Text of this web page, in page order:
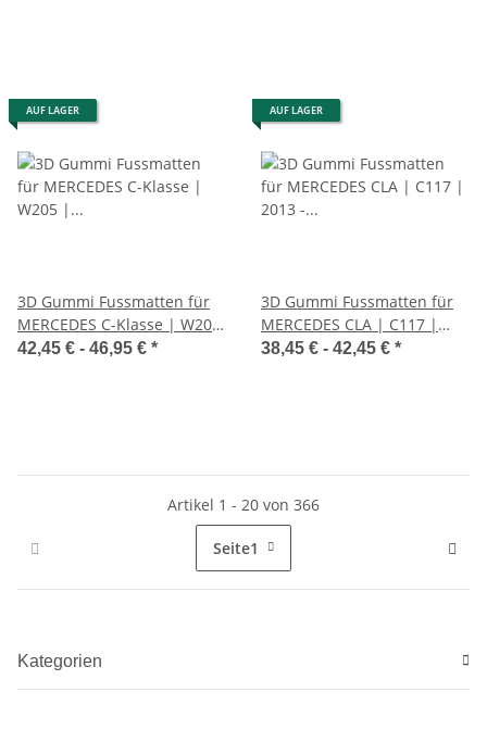
AUF LAGER
3D Gummi Fussmatten für
MERCEDES C-Klasse | W205
| S205 | ab 2014> |
42,45 € - 46,95 € *
AUF LAGER
3D Gummi Fussmatten für
MERCEDES CLA | C117 |
2013 - 2018 | passgenau mit
38,45 € - 42,45 € *
Artikel 1 - 20 von 366
Seite1
Kategorien